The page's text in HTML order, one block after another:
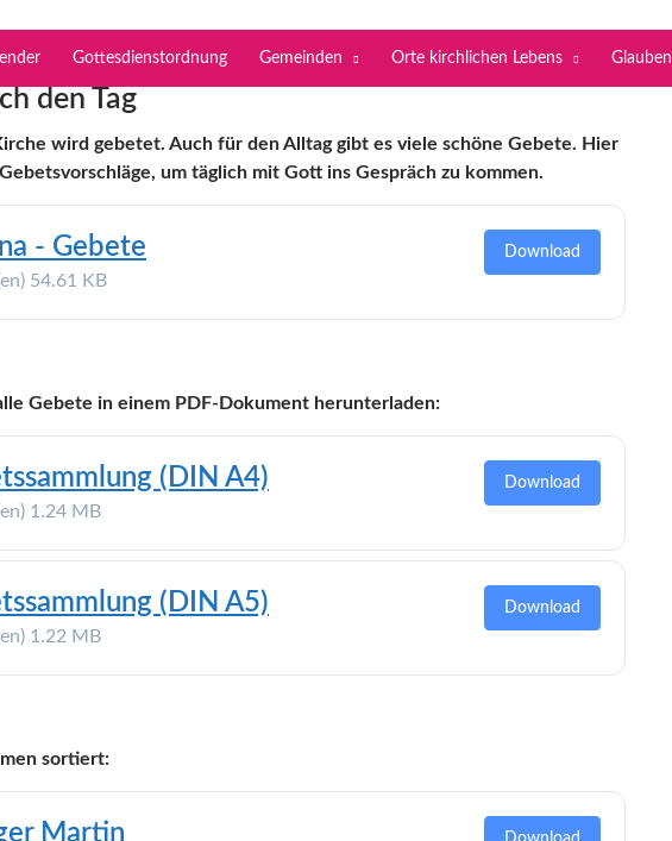
Gottesdienstordnung Gemeinden Orte kirchlichen Lebens Glauben
den Tag
wird gebetet. Auch für den Alltag gibt es viele schöne Gebete. Hier
um täglich mit Gott ins Gespräch zu kommen.
- Gebete
54.61 KB
Download
Gebete in einem PDF-Dokument herunterladen:
(DIN A4)
1.24 MB
Download
(DIN A5)
1.22 MB
Download
sortiert:
Martin